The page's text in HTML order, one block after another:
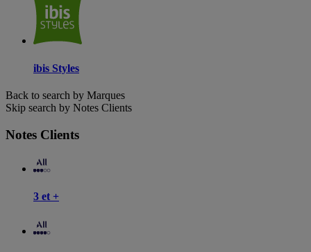
ibis Styles
Back to search by Marques
Skip search by Notes Clients
Notes Clients
3 et +